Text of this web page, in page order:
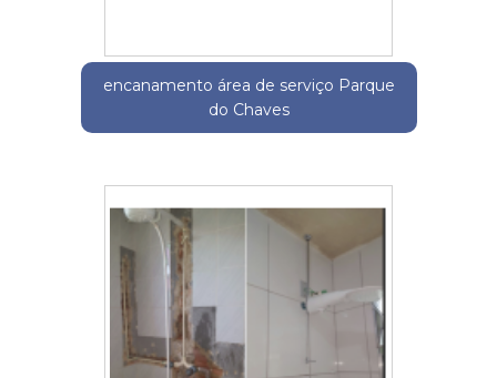
encanamento área de serviço Parque
do Chaves